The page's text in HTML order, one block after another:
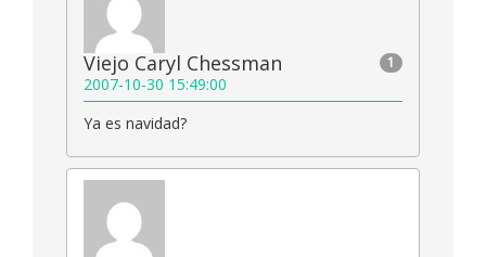
1
Viejo Caryl Chessman
2007-10-30 15:49:00
Ya es navidad?